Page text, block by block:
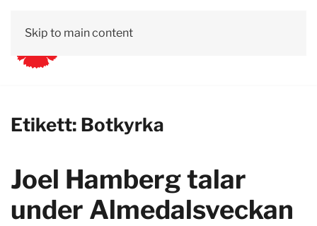
Skip to main content
Etikett: Botkyrka
Joel Hamberg talar
under Almedalsveckan